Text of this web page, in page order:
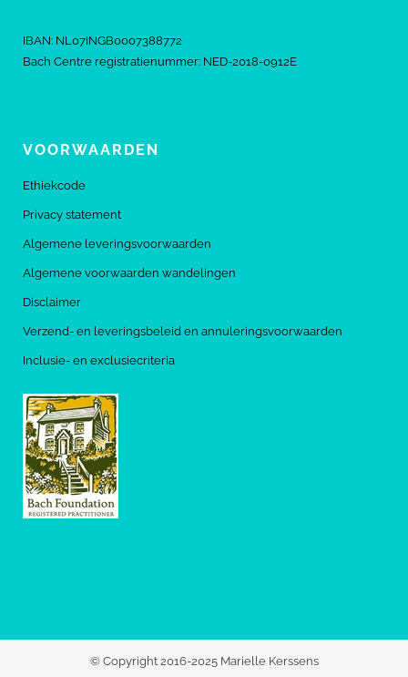
IBAN: NL07INGB0007388772
Bach Centre registratienummer: NED-2018-0912E
VOORWAARDEN
Ethiekcode
Privacy statement
Algemene leveringsvoorwaarden
Algemene voorwaarden wandelingen
Disclaimer
Verzend- en leveringsbeleid en annuleringsvoorwaarden
Inclusie- en exclusiecriteria
© Copyright 2016-2025 Marielle Kerssens